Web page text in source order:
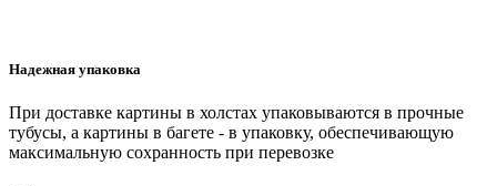
Надежная упаковка
При доставке картины в холстах упаковываются в прочные
тубусы, а картины в багете - в упаковку, обеспечивающую
максимальную сохранность при перевозке